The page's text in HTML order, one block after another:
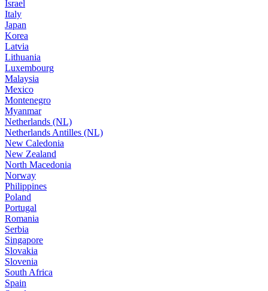
Israel
Italy
Japan
Korea
Latvia
Lithuania
Luxembourg
Malaysia
Mexico
Montenegro
Myanmar
Netherlands (NL)
Netherlands Antilles (NL)
New Caledonia
New Zealand
North Macedonia
Norway
Philippines
Poland
Portugal
Romania
Serbia
Singapore
Slovakia
Slovenia
South Africa
Spain